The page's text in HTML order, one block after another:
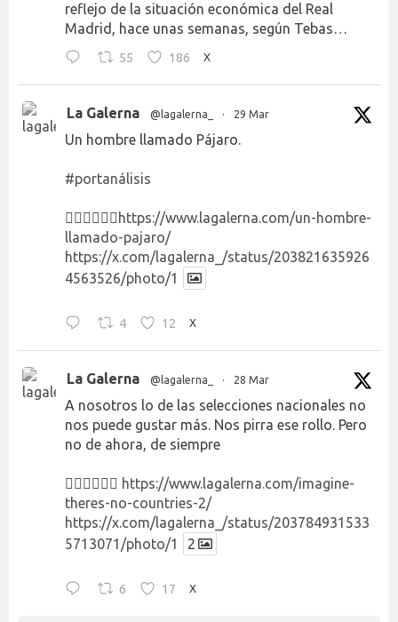
reflejo de la situación económica del Real
Madrid, hace unas semanas, según Tebas…
55 186 X
La Galerna @lagalerna_ · 29 Mar
Un hombre llamado Pájaro.
#portanálisis
👉🏻👉🏻👉🏻 https://www.lagalerna.com/un-hombre-
llamado-pajaro/
https://x.com/lagalerna_/status/203821635926
4563526/photo/1
4 12 X
La Galerna @lagalerna_ · 28 Mar
A nosotros lo de las selecciones nacionales no
nos puede gustar más. Nos pirra ese rollo. Pero
no de ahora, de siempre
👉🏻👉🏻👉🏻 https://www.lagalerna.com/imagine-
theres-no-countries-2/
https://x.com/lagalerna_/status/203784931533
5713071/photo/1
2
6 17 X